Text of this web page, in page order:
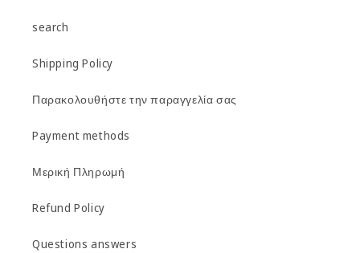
search
Shipping Policy
Παρακολουθήστε την παραγγελία σας
Payment methods
Μερική Πληρωμή
Refund Policy
Questions answers